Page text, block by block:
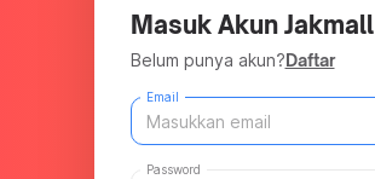
Masuk Akun Jakmall
Belum punya akun?Daftar
Email
Password